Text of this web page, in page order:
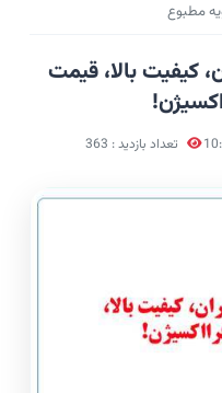
مطبوع
کیفیت بالا، قیمت
تعداد بازدید : 363